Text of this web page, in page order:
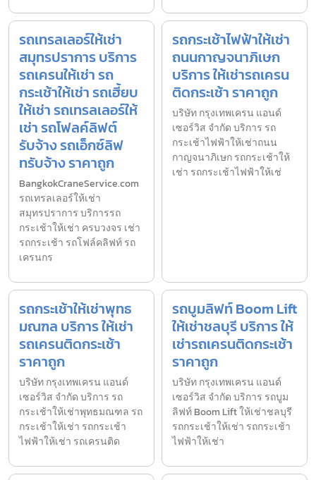
รถเทรลเลอร์ให้เช่า
สมุทรปราการ บริการ
รถเครนให้เช่า รถ
กระเช้าให้เช่า รถเฮี้ยบ
ให้เช่า รถเทรลเลอร์ให้
เช่า รถโฟลค์ลิฟต์
รับจ้าง รถเอ็กซ์ลิฟ
ทรับจ้าง ราคาถูก
BangkokCraneService.com
รถเทรลเลอร์ให้เช่า
สมุทรปราการ บริการรถ
กระเช้าให้เช่า ครบวงจร เช่า
รถกระเช้า รถโฟล์คลิฟท์ รถ
เครนกร
รถกระเช้าไฟฟ้าให้เช่า
ถนนกาญจนาภิเษก
บริการ ให้เช่ารถเครน
ติดกระเช้า ราคาถูก
บริษัท กรุงเทพเครน แอนด์
เซอร์วิส จำกัด บริการ รถ
กระเช้าไฟฟ้าให้เช่าถนน
กาญจนาภิเษก รถกระเช้าให้
เช่า รถกระเช้าไฟฟ้าให้เช่
รถกระเช้าให้เช่าพุทธ
มณฑล บริการ ให้เช่า
รถเครนติดกระเช้า
ราคาถูก
บริษัท กรุงเทพเครน แอนด์
เซอร์วิส จำกัด บริการ รถ
กระเช้าให้เช่าพุทธมณฑล รถ
กระเช้าให้เช่า รถกระเช้า
ไฟฟ้าให้เช่า รถเครนติด
รถบูมลิฟท์ Boom Lift
ให้เช่าชลบุรี บริการ ให้
เช่ารถเครนติดกระเช้า
ราคาถูก
บริษัท กรุงเทพเครน แอนด์
เซอร์วิส จำกัด บริการ รถบูม
ลิฟท์ Boom Lift ให้เช่าชลบุรี
รถกระเช้าให้เช่า รถกระเช้า
ไฟฟ้าให้เช่า